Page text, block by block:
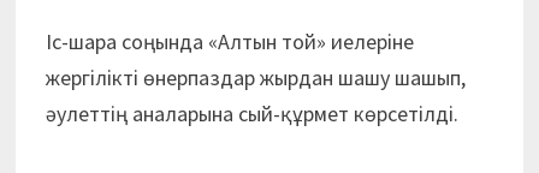
Іс-шара соңында «Алтын той» иелеріне
жергілікті өнерпаздар жырдан шашу шашып,
әулеттің аналарына сый-құрмет көрсетілді.